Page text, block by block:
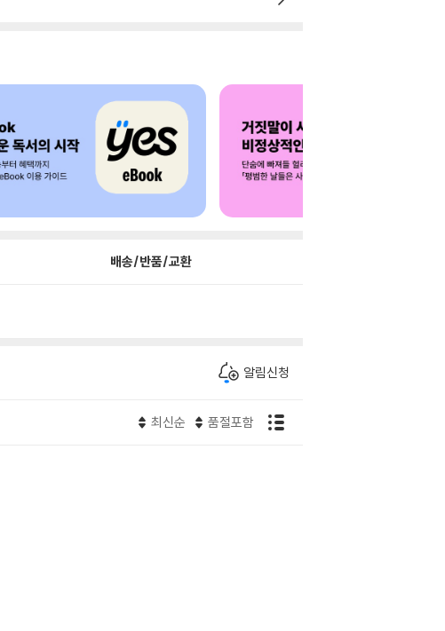
배송/반품/교환
알림신청
최신순 품절포함